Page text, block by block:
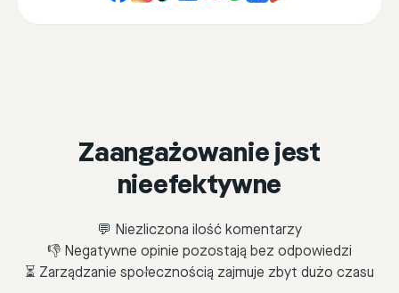
Zaangażowanie jest
nieefektywne
💬 Niezliczona ilość komentarzy
👎 Negatywne opinie pozostają bez odpowiedzi
⏳ Zarządzanie społecznością zajmuje zbyt dużo czasu